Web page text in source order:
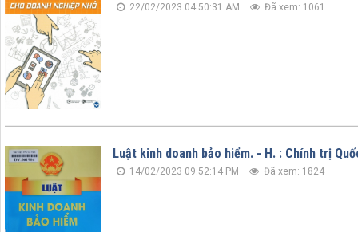
22/02/2023 04:50:31 AM Đã xem: 1061
Luật kinh doanh bảo hiểm. - H. : Chính trị
14/02/2023 09:52:14 PM Đã xem: 1824